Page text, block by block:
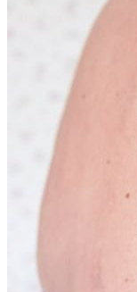
武汉老兵纹身微信
： 服务号：
文资讯！精美纹
问千万素材的微